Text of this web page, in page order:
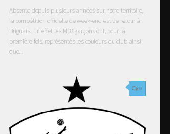
Absente depuis plusieurs années sur notre territoire,
la compétition officielle de week-end est de retour à
Brignais. En effet les M18 garçons ont, pour la
première fois, représentés les couleurs du club ainsi
que...
0